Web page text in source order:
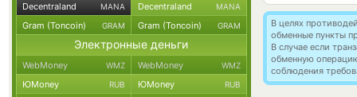
В целях
обменные пункты
В случае если
обменную
соблюдения
Decentraland MANA Decentraland MANA
Gram (Toncoin) GRAM Gram (Toncoin) GRAM
Электронные деньги
WebMoney WMZ WebMoney WMZ
ЮMoney RUB ЮMoney RUB